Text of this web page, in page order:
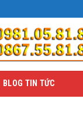
BLOG TIN TỨC